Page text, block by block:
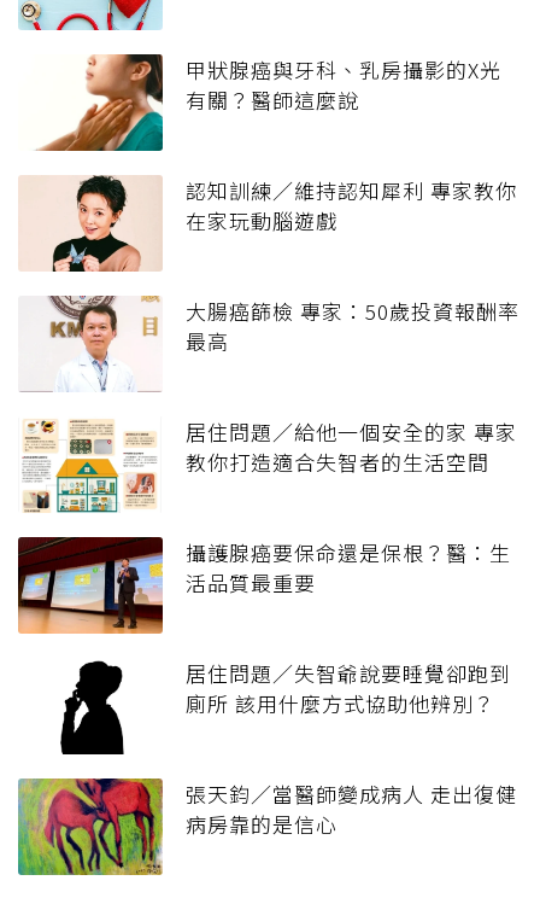
甲狀腺癌與牙科、乳房攝影的X光
有關？醫師這麼說
認知訓練／維持認知犀利 專家教你
在家玩動腦遊戲
大腸癌篩檢 專家：50歲投資報酬率
最高
居住問題／給他一個安全的家 專家
教你打造適合失智者的生活空間
攝護腺癌要保命還是保根？醫：生
活品質最重要
居住問題／失智爺說要睡覺卻跑到
廁所 該用什麼方式協助他辨別？
張天鈞／當醫師變成病人 走出復健
病房靠的是信心